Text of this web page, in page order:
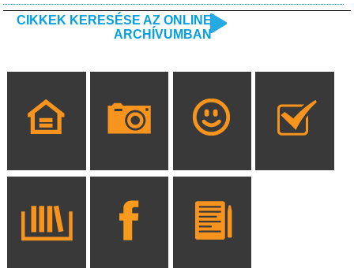
CIKKEK KERESÉSE AZ ONLINE
ARCHÍVUMBAN